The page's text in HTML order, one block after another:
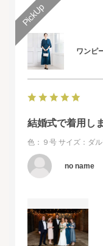
ワンピ
結婚式で着用し
色：９号 サイズ：ダ
no name